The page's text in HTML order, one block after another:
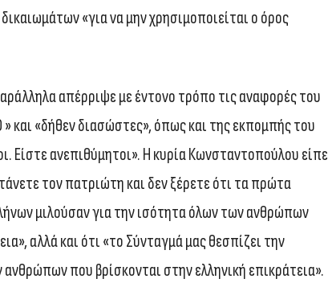
«για να μην χρησιμοποιείται ο όρος
απέρριψε με έντονο τρόπο τις αναφορές του
και «δήθεν διασώστες», όπως και της εκπομπής του
Είστε ανεπιθύμητοι». Η κυρία Κωνσταντοπούλου είπε
τον πατριώτη και δεν ξέρετε ότι τα πρώτα
μιλούσαν για την ισότητα όλων των ανθρώπων
αλλά και ότι «το Σύνταγμά μας θεσπίζει την
που βρίσκονται στην ελληνική επικράτεια».